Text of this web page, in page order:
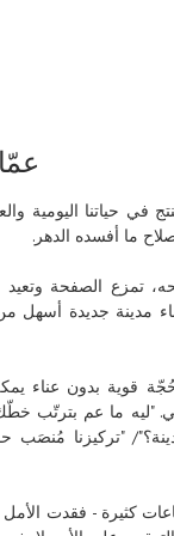
في حياتنا اليومية
ما أفسده الدهر.
تمزع الصفحة وتعيد
مدينة جديدة أسهل
قوية بدون عناء
"ليه ما عم بترتّب
"تركيزنا مُنصَب
كثيرة - فقدت